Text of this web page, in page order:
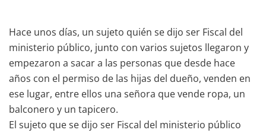
Hace unos días, un sujeto quién se dijo ser Fiscal del
ministerio público, junto con varios sujetos llegaron y
empezaron a sacar a las personas que desde hace
años con el permiso de las hijas del dueño, venden en
ese lugar, entre ellos una señora que vende ropa, un
balconero y un tapicero.
El sujeto que se dijo ser Fiscal del ministerio público